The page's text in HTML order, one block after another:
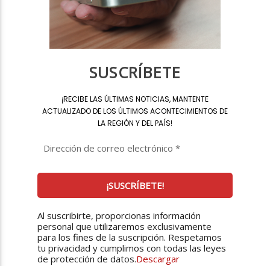
SUSCRÍBETE
¡RECIBE LAS ÚLTIMAS NOTICIAS, MANTENTE
ACTUALIZADO DE LOS ÚLTIMOS ACONTECIMIENTOS DE
LA REGIÓN Y DEL PAÍS!
Al suscribirte, proporcionas información
personal que utilizaremos exclusivamente
para los fines de la suscripción. Respetamos
tu privacidad y cumplimos con todas las leyes
de protección de datos.Descargar